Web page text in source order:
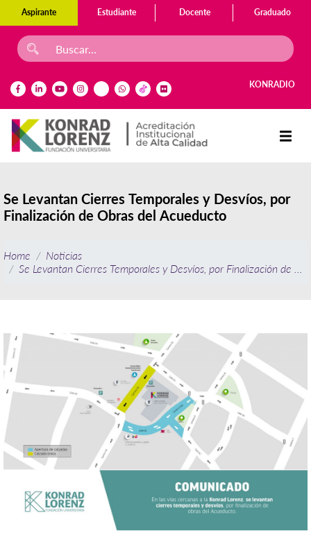
Aspirante Estudiante Docente Graduado
KONRADIO
Se Levantan Cierres Temporales y Desvíos, por
Finalización de Obras del Acueducto
Home
Noticias
Se Levantan Cierres Temporales y Desvíos, por Finalización de